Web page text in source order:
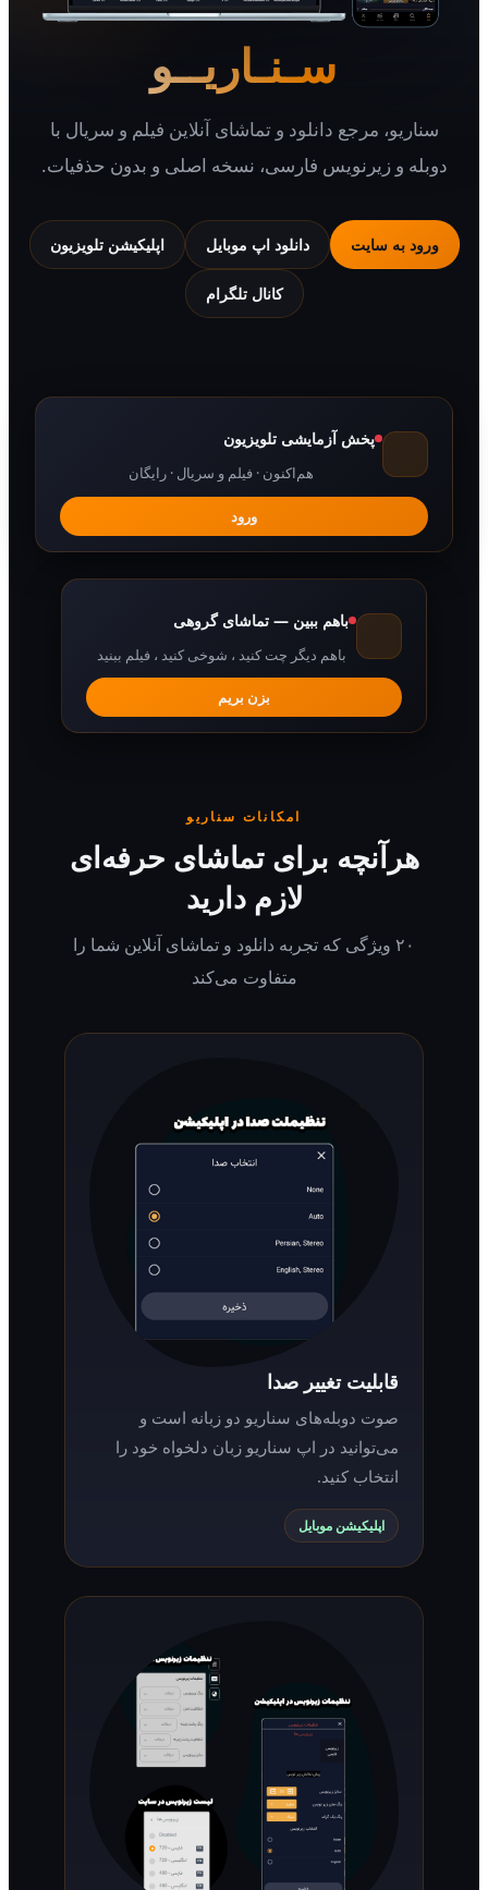
سـنـاریــو
مرجع دانلود و تماشای آنلاین فیلم و سریال با
و زیرنویس فارسی، نسخه اصلی و بدون حذفیات.
به سایت دانلود اپ موبایل اپلیکیشن تلویزیون
کانال تلگرام
پخش آزمایشی تلویزیون
هم‌اکنون · فیلم و سریال · رایگان
باهم ببین — تماشای گروهی
باهم دیگر چت کنید ، شوخی کنید ، فیلم ببنید
امکانات سناریو
برای تماشای حرفه‌ای
لازم دارید
۲۰ ویژگی که تجربه دانلود و تماشای آنلاین شما را
متفاوت می‌کند
قابلیت تغییر صدا
صوت دوبله‌های سناریو دو زبانه است و
می‌توانید در اپ سناریو زبان دلخواه خود را
انتخاب کنید.
اپلیکیشن موبایل